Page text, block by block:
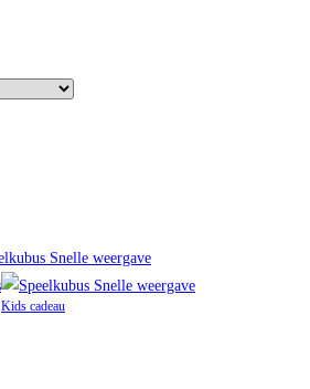
Snelle weergave
Snelle weergave
Kids cadeau